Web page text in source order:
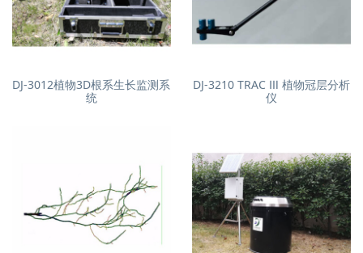
DJ-3012植物3D根系生长监测系
统
DJ-3210 TRAC Ⅲ 植物冠层分析
仪